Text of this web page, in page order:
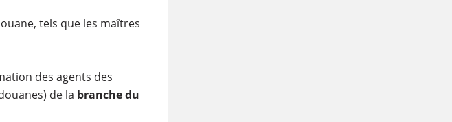
tels que les maîtres
des agents des
de la branche du